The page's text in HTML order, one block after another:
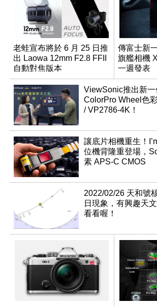
老蛙宣布將於 6 月 25 日推
出 Laowa 12mm F2.8 FFII
自動對焦版本
傳富士新
旗艦相機
一週發表
ViewSonic推出新
ColorPro Wheel色
/ VP2786-4K！
讓底片相機重生！
位機背隆重登場，
素 APS-C CMOS
2022/02/26 天和號
日現象，有興趣天
看看喔！